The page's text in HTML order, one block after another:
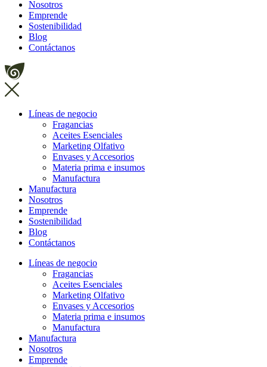
Nosotros
Emprende
Sostenibilidad
Blog
Contáctanos
Líneas de negocio
Fragancias
Aceites Esenciales
Marketing Olfativo
Envases y Accesorios
Materia prima e insumos
Manufactura
Manufactura
Nosotros
Emprende
Sostenibilidad
Blog
Contáctanos
Líneas de negocio
Fragancias
Aceites Esenciales
Marketing Olfativo
Envases y Accesorios
Materia prima e insumos
Manufactura
Manufactura
Nosotros
Emprende